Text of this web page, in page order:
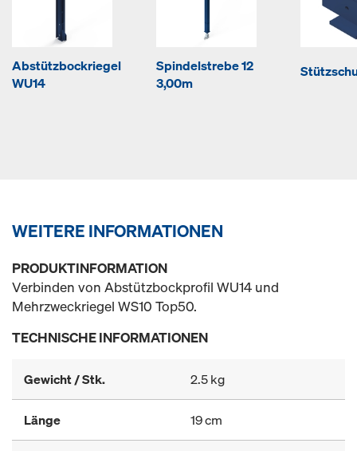
Abstützbockriegel
WU14
Spindelstrebe 12
3,00m
WEITERE INFORMATIONEN
PRODUKTINFORMATION
Verbinden von Abstützbockprofil WU14 und
Mehrzweckriegel WS10 Top50.
TECHNISCHE INFORMATIONEN
Gewicht / Stk. 2.5 kg
Länge 19 cm